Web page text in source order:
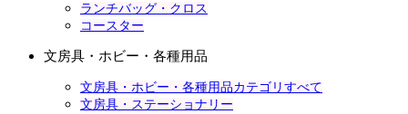
ランチバッグ・クロス
コースター
文房具・ホビー・各種用品
文房具・ホビー・各種用品カテゴリすべて
文房具・ステーショナリー